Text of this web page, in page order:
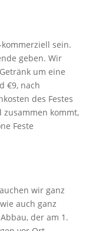
sein.
geben. Wir
um eine
€9, nach
des Festes
zusammen kommt,
Feste
wir ganz
auch ganz
der am 1.